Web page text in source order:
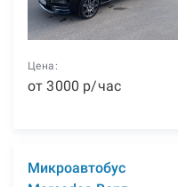
Цена:
от3000 р/час
Микроавтобус